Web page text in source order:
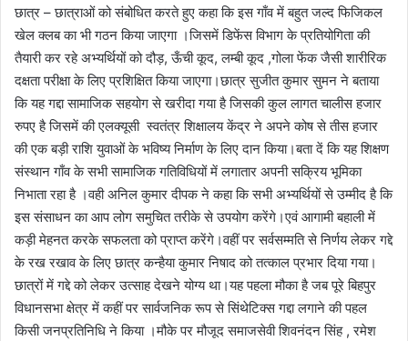
छात्र – छात्राओं को संबोधित करते हुए कहा कि इस गाँव में बहुत जल्द फिजिकल
खेल क्लब का भी गठन किया जाएगा ।जिसमें डिफेंस विभाग के प्रतियोगिता की
तैयारी कर रहे अभ्यर्थियों को दौड़, ऊँची कूद, लम्बी कूद ,गोला फेंक जैसी शारीरिक
दक्षता परीक्षा के लिए प्रशिक्षित किया जाएगा।छात्र सुजीत कुमार सुमन ने बताया
कि यह गद्दा सामाजिक सहयोग से खरीदा गया है जिसकी कुल लागत चालीस हजार
रुपए है जिसमें की एलक्यूसी स्वतंत्र शिक्षालय केंद्र ने अपने कोष से तीस हजार
की एक बड़ी राशि युवाओं के भविष्य निर्माण के लिए दान किया।बता दें कि यह शिक्षण
संस्थान गाँव के सभी सामाजिक गतिविधियों में लगातार अपनी सक्रिय भूमिका
निभाता रहा है ।वही अनिल कुमार दीपक ने कहा कि सभी अभ्यर्थियों से उम्मीद है कि
इस संसाधन का आप लोग समुचित तरीके से उपयोग करेंगे।एवं आगामी बहाली में
कड़ी मेहनत करके सफलता को प्राप्त करेंगे।वहीं पर सर्वसम्मति से निर्णय लेकर गद्दे
के रख रखाव के लिए छात्र कन्हैया कुमार निषाद को तत्काल प्रभार दिया गया।
छात्रों में गद्दे को लेकर उत्साह देखने योग्य था।यह पहला मौका है जब पूरे बिहपुर
विधानसभा क्षेत्र में कहीं पर सार्वजनिक रूप से सिंथेटिक्स गद्दा लगाने की पहल
किसी जनप्रतिनिधि ने किया ।मौके पर मौजूद समाजसेवी शिवनंदन सिंह , रमेश